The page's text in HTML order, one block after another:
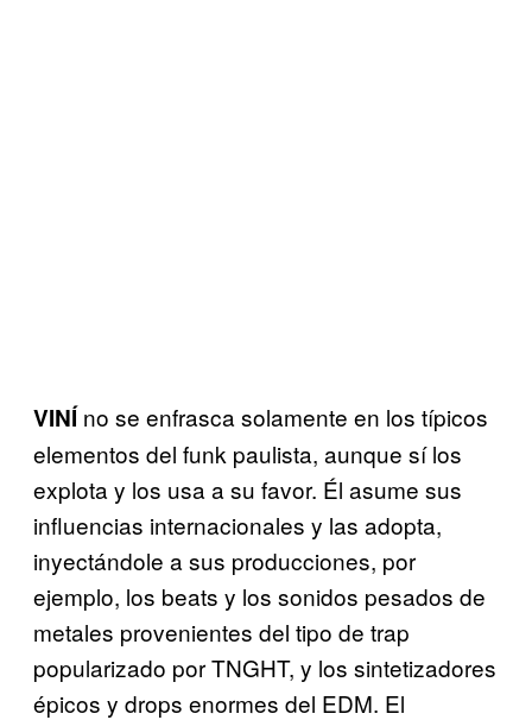
VINÍno se enfrasca solamente en los típicos
elementos del funk paulista, aunque sí los
explota y los usa a su favor. Él asume sus
influencias internacionales y las adopta,
inyectándole a sus producciones, por
ejemplo, los beats y los sonidos pesados de
metales provenientes del tipo de trap
popularizado por TNGHT, y los sintetizadores
épicos y drops enormes del EDM. El